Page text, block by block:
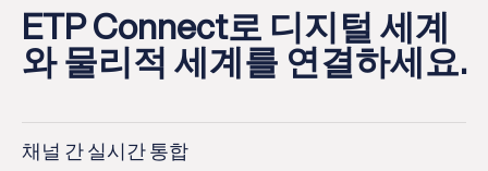
ETP Connect로 디지털 세계
와 물리적 세계를 연결하세요.
채널 간 실시간 통합